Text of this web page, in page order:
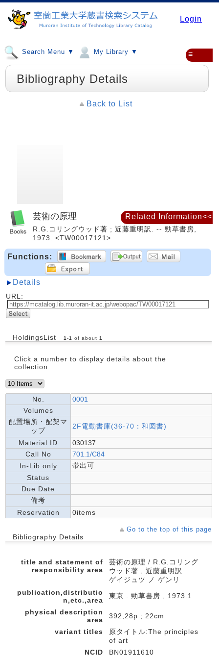
Login
Search Menu ▼ My Library ▼ ≡
Bibliography Details
Back to List
芸術の原理
R.G.コリングウッド著 ; 近藤重明訳. -- 勁草書房,
1973. <TW00017121>
Functions:
Details
URL:
HoldingsList 1-1 of about 1
Click a number to display details about the
collection.
No.
0001
Volumes
配置場所・配架マ
ップ
2F電動書庫(36-70：和図書)
Material ID
030137
Call No
701.1/C84
In-Lib only
帯出可
Status
Due Date
備考
Reservation
0items
Go to the top of this page
Bibliography Details
title and statement of
responsibility area
芸術の原理 / R.G.コリング
ウッド著 ; 近藤重明訳
ゲイジュツ ノ ゲンリ
publication,distributio
n,etc.,area
東京 : 勁草書房 , 1973.1
physical description
area
392,28p ; 22cm
variant titles
原タイトル:The principles
of art
NCID
BN01911610
Related Information<<